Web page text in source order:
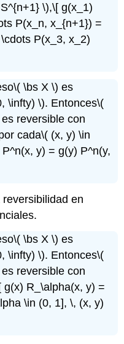
\),\[ g(x_1)
P(x_n, x_{n+1}) =
P(x_3, x_2)
\( \bs X \) es
\infty) \). Entonces\(
es reversible con
cada\( (x, y) \in
y) = g(y) P^n(y,
en
\( \bs X \) es
\infty) \). Entonces\(
es reversible con
g(x) R_\alpha(x, y) =
\in (0, 1], \, (x, y)